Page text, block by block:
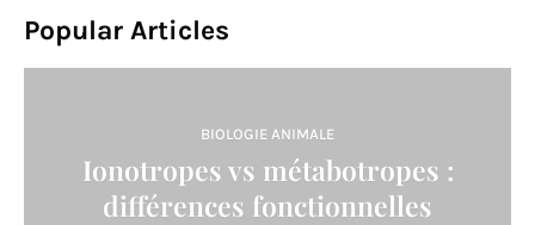
Popular Articles
BIOLOGIE ANIMALE
Ionotropes vs métabotropes :
différences fonctionnelles